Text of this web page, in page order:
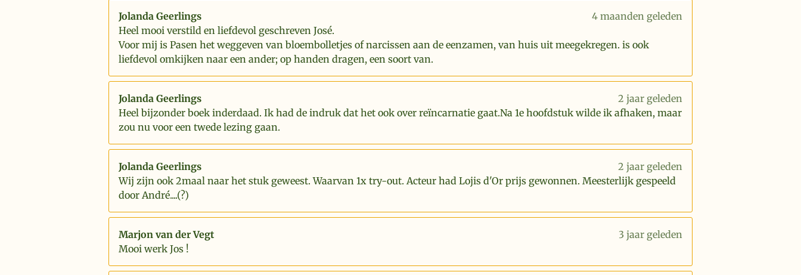
Jolanda Geerlings
4 maanden geleden
Heel mooi verstild en liefdevol geschreven José.
Voor mij is Pasen het weggeven van bloembolletjes of narcissen aan de eenzamen, van huis uit meegekregen. is ook
liefdevol omkijken naar een ander; op handen dragen, een soort van.
Jolanda Geerlings
2 jaar geleden
Heel bijzonder boek inderdaad. Ik had de indruk dat het ook over reïncarnatie gaat.Na 1e hoofdstuk wilde ik afhaken, maar
zou nu voor een twede lezing gaan.
Jolanda Geerlings
2 jaar geleden
Wij zijn ook 2maal naar het stuk geweest. Waarvan 1x try-out. Acteur had Lojis d'Or prijs gewonnen. Meesterlijk gespeeld
door André....(?)
Marjon van der Vegt
3 jaar geleden
Mooi werk Jos !